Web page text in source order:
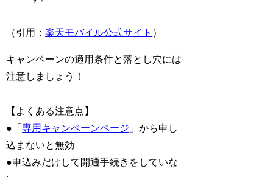
（引用：楽天モバイル公式サイト ）
キャンペーンの適用条件と落とし穴には
注意しましょう！
【よくある注意点】
● 「専用キャンペーンページ 」から申し
込まないと無効
●申込みだけして開通手続きをしていな